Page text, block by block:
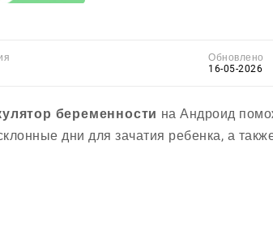
Обновлено
16-05-2026
беременности на Андроид
дни для зачатия ребенка, а